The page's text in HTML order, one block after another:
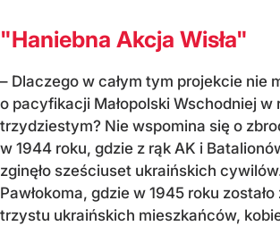
"Haniebna Akcja Wisła"
– Dlaczego w całym tym projekcie nie
o pacyfikacji Małopolski Wschodniej w
trzydziestym? Nie wspomina się o
w 1944 roku, gdzie z rąk AK i
zginęło sześciuset ukraińskich
Pawłokoma, gdzie w 1945 roku
trzystu ukraińskich mieszkańców,